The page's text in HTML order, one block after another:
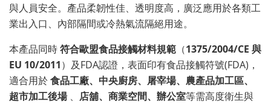
與人員安全。產品柔韌性佳、透明度高，廣泛應用於各類工
業出入口、內部隔間或冷熱氣流隔絕用途。
本產品同時符合歐盟食品接觸材料規範 （1375/2004/CE 與
EU 10/2011）及FDA認證，表面印有食品接觸符號(FDA)，
適合用於食品工廠、中央廚房、屠宰場、農產品加工區、
超市加工後場、 店舖、商業空間、辦公室等需高度衛生與